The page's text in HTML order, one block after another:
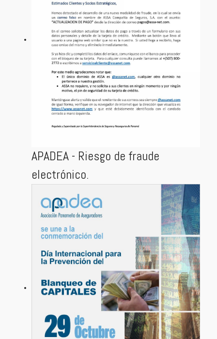
APADEA - Riesgo de fraude
electrónico.